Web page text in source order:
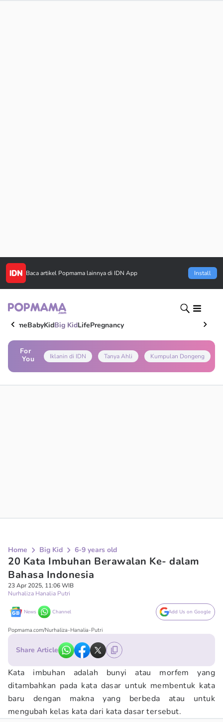
Baca artikel Popmama lainnya di IDN App Install
HomeBabyKidBig KidLifePregnancy
For
You
Iklanin di IDN Tanya Ahli Kumpulan Dongeng
Home Big Kid 6-9 years old
20 Kata Imbuhan Berawalan Ke- dalam
Bahasa Indonesia
23 Apr 2025, 11:06 WIB
Nurhaliza Hanalia Putri
News Channel Add Us on Google
Popmama.com/Nurhaliza-Hanalia-Putri
Share Article
Kata imbuhan adalah bunyi atau morfem yang
ditambahkan pada kata dasar untuk membentuk kata
baru dengan makna yang berbeda atau untuk
mengubah kelas kata dari kata dasar tersebut.